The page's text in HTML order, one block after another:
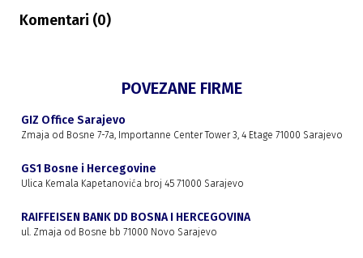
Komentari (0)
POVEZANE FIRME
GIZ Office Sarajevo
Zmaja od Bosne 7-7a, Importanne Center Tower 3, 4 Etage 71000 Sarajevo
GS1 Bosne i Hercegovine
Ulica Kemala Kapetanovića broj 45 71000 Sarajevo
RAIFFEISEN BANK DD BOSNA I HERCEGOVINA
ul. Zmaja od Bosne bb 71000 Novo Sarajevo